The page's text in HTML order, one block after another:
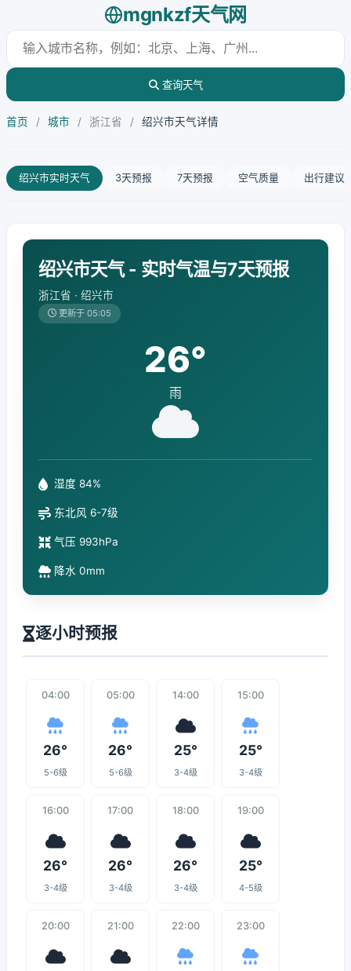
mgnkzf天气网
查询天气
首页 / 城市 / 浙江省 / 绍兴市天气详情
绍兴市实时天气 3天预报 7天预报 空气质量 出行建议
绍兴市天气 - 实时气温与7天预报
浙江省 · 绍兴市
更新于 05:05
26°
雨
湿度 84%
东北风 6-7级
气压 993hPa
降水 0mm
逐小时预报
04:00
26°
5-6级
05:00
26°
5-6级
14:00
25°
3-4级
15:00
25°
3-4级
16:00
26°
3-4级
17:00
26°
3-4级
18:00
26°
3-4级
19:00
25°
4-5级
20:00 21:00 22:00 23:00